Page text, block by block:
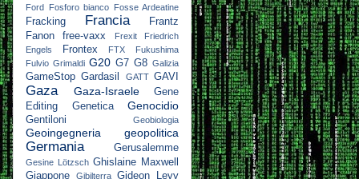
Ford Fosforo bianco Fosse Ardeatine
Fracking Francia
Frantz
Fanon
free-vaxx Frexit
Friedrich
Engels
Frontex FTX
Fukushima
Fulvio Grimaldi G20 G7 G8 Galizia
GameStop Gardasil GATT GAVI
Gaza Gaza-Israele
Gene
Editing
Genetica Genocidio
Gentiloni Geobiologia
Geoingegneria geopolitica
Germania Gerusalemme
Gesine Lötzsch Ghislaine Maxwell
Giappone
Gibilterra Gideon Levy